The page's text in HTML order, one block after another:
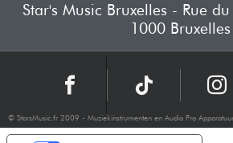
Star's Music Bruxelles - Rue
1000 Bruxelles
© StarsMusic.fr 2009 - Muziekinstrumenten en Audio Pro Apparatuur